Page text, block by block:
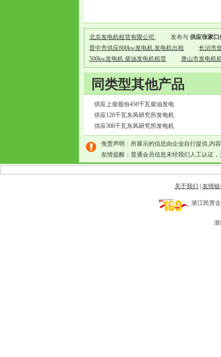
北京发电机租赁有限公司 发布与 供应张家
晋中市供应800kw发电机 发电机出租
长治市
500kw发电机 柴油发电机租赁
唐山市发电机
同类型其他产品
供应上柴股份450千瓦柴油发电
供应120千瓦东风研究所发电机
供应300千瓦东风研究所发电机
免责声明：所展示的信息由企业自行提供,内
友情提醒：普通会员信息未经我们人工认证
关于我们 友情
浙江民营
浙